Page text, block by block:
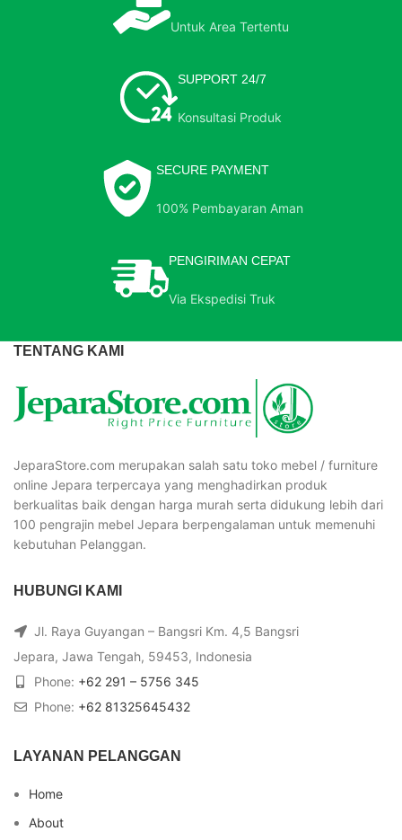
Untuk Area Tertentu
SUPPORT 24/7
Konsultasi Produk
SECURE PAYMENT
100% Pembayaran Aman
PENGIRIMAN CEPAT
Via Ekspedisi Truk
TENTANG KAMI
JeparaStore.com merupakan salah satu toko mebel / furniture
online Jepara terpercaya yang menghadirkan produk
berkualitas baik dengan harga murah serta didukung lebih dari
100 pengrajin mebel Jepara berpengalaman untuk memenuhi
kebutuhan Pelanggan.
HUBUNGI KAMI
Jl. Raya Guyangan – Bangsri Km. 4,5 Bangsri
Jepara, Jawa Tengah, 59453, Indonesia
Phone: +62 291 – 5756 345
Phone: +62 81325645432
LAYANAN PELANGGAN
Home
About